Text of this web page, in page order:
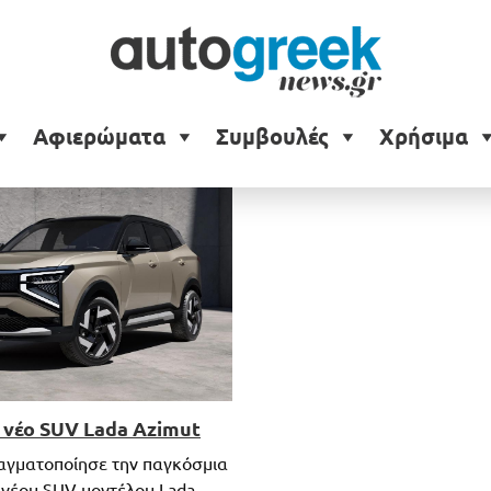
Αφιερώματα Συμβουλές Χρήσιμα
SUV Lada Azimut
την παγκόσμια